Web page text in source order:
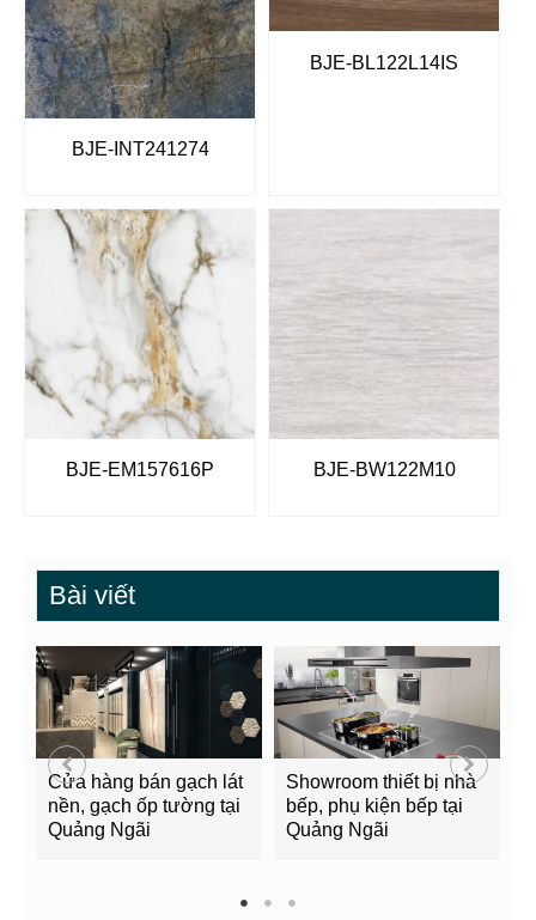
BJE-INT241274
BJE-BL122L14IS
BJE-EM157616P BJE-BW122M10
Bài viết
Cửa hàng bán gạch lát
nền, gạch ốp tường tại
Quảng Ngãi
Showroom thiết bị nhà
bếp, phụ kiện bếp tại
Quảng Ngãi
1 2 3